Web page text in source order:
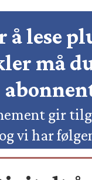
å lese
må
gir
vi har